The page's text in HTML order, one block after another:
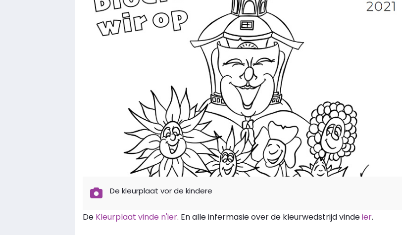
De kleurplaat vor de kindere
De Kleurplaat vinde n'ier. En alle infermasie over de kleurwedstrijd vindeier.